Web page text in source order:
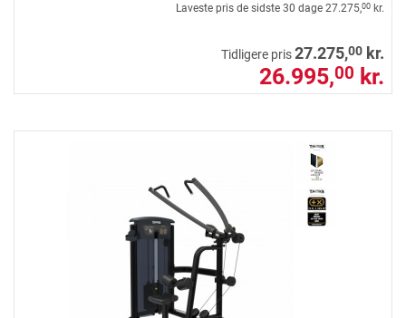
Laveste pris de sidste 30 dage 27.275,00 kr.
Tidligere pris27.275,00 kr.
26.995,00 kr.